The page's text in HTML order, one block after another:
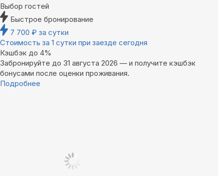
Выбор гостей
Быстрое бронирование
7 700 ₽ за сутки
Стоимость за 1 сутки при заезде сегодня
Кэшбэк до 4%
Забронируйте до 31 августа 2026 — и получите кэшбэк
бонусами после оценки проживания.
Подробнее